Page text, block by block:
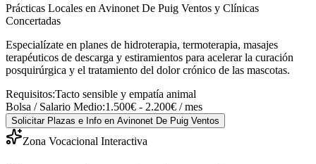
Prácticas Locales en Avinonet De Puig Ventos y Clínicas
Concertadas
Especialízate en planes de hidroterapia, termoterapia, masajes
terapéuticos de descarga y estiramientos para acelerar la curación
posquirúrgica y el tratamiento del dolor crónico de las mascotas.
Requisitos:Tacto sensible y empatía animal
Bolsa / Salario Medio:1.500€ - 2.200€ / mes
Solicitar Plazas e Info en Avinonet De Puig Ventos
Zona Vocacional Interactiva